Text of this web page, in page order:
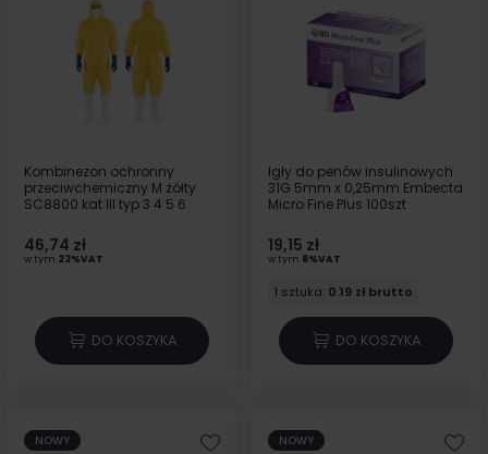
Kombinezon ochronny
przeciwchemiczny M żółty
SC8800 kat III typ 3 4 5 6
46,74 zł
w tym 23%VAT
DO KOSZYKA
Igły do penów insulinowych
31G 5mm x 0,25mm Embecta
Micro Fine Plus 100szt
19,15 zł
w tym 8%VAT
1 sztuka: 0.19 zł brutto
DO KOSZYKA
NOWY NOWY